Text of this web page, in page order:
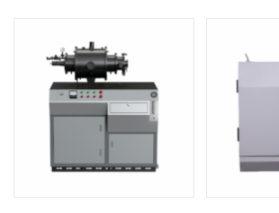
pouces, Type cloche,
sous vide, système de
refroidissement par
eau intégré